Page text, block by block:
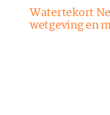
Watertekort
wetgeving en